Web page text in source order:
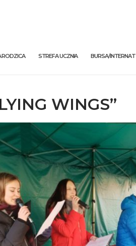
RODZICA STREFA UCZNIA BURSA/INTERNAT
WINGS”